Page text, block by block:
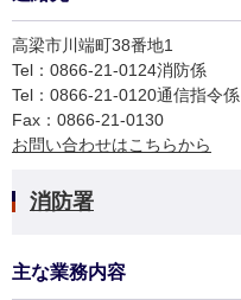
高梁市川端町38番地1
Tel：0866-21-0124消防係
Tel：0866-21-0120通信指令係
Fax：0866-21-0130
お問い合わせはこちらから
消防署
主な業務内容